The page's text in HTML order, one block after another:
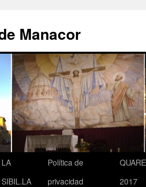
Manacor
LA
SIBIL.LA
Política de
privacidad
2017